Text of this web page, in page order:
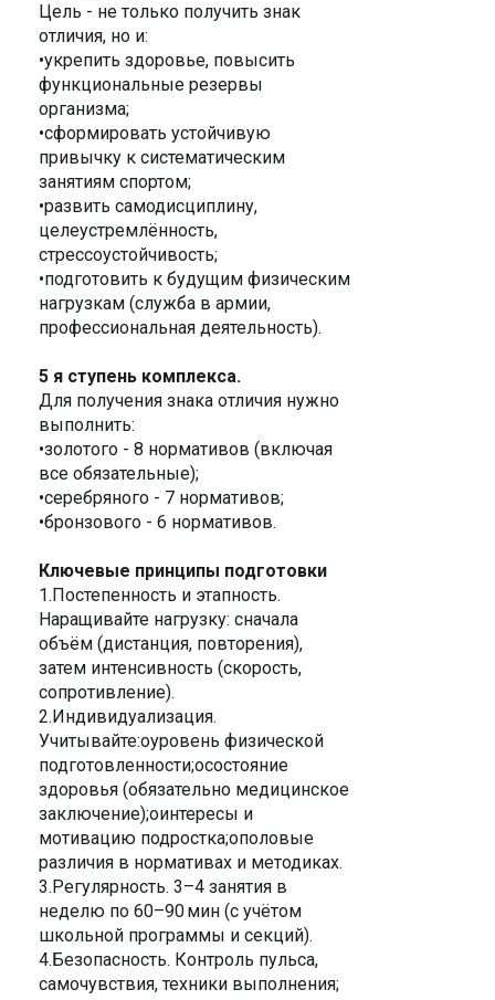
Цель - не только получить знак
отличия, но и:
•укрепить здоровье, повысить
функциональные резервы
организма;
•сформировать устойчивую
привычку к систематическим
занятиям спортом;
•развить самодисциплину,
целеустремлённость,
стрессоустойчивость;
•подготовить к будущим физическим
нагрузкам (служба в армии,
профессиональная деятельность).
5 я ступень комплекса.
Для получения знака отличия нужно
выполнить:
•золотого - 8 нормативов (включая
все обязательные);
•серебряного - 7 нормативов;
•бронзового - 6 нормативов.
Ключевые принципы подготовки
1.Постепенность и этапность.
Наращивайте нагрузку: сначала
объём (дистанция, повторения),
затем интенсивность (скорость,
сопротивление).
2.Индивидуализация.
Учитывайте:oуровень физической
подготовленности;oсостояние
здоровья (обязательно медицинское
заключение);oинтересы и
мотивацию подростка;oполовые
различия в нормативах и методиках.
3.Регулярность. 3–4 занятия в
неделю по 60–90 мин (с учётом
школьной программы и секций).
4.Безопасность. Контроль пульса,
самочувствия, техники выполнения;